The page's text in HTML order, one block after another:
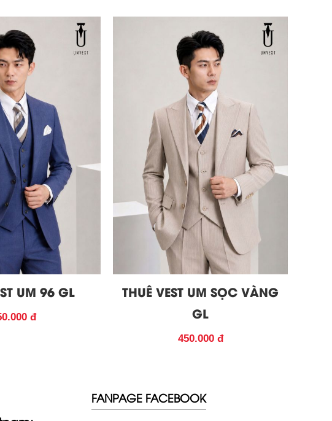
UM 96 GL
đ
THUÊ VEST UM SỌC VÀNG
GL
450.000 đ
FANPAGE FACEBOOK